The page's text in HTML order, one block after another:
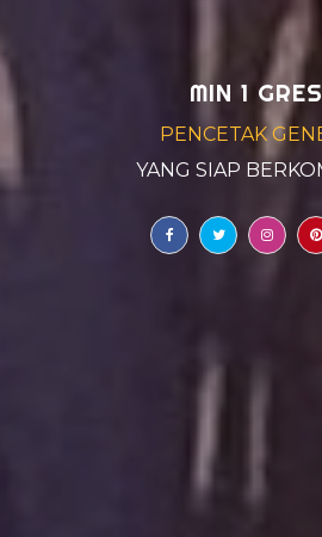
MIN 1
PENCETAK GENERASI